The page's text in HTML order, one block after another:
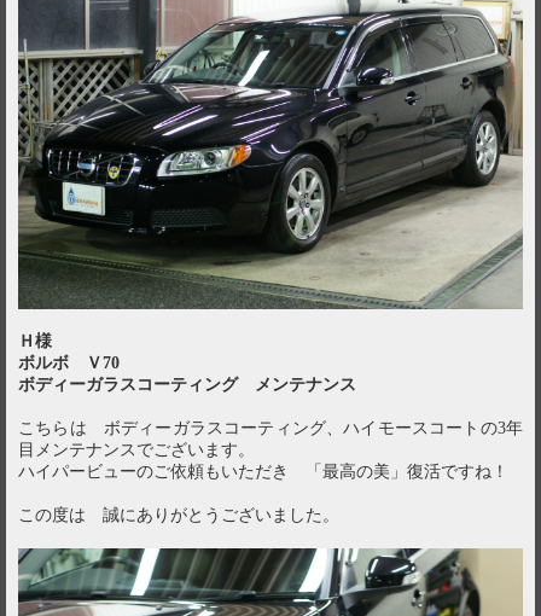
Ｈ様
ボルボ Ｖ70
ボディーガラスコーティング メンテナンス
こちらは ボディーガラスコーティング、ハイモースコートの3年
目メンテナンスでございます。
ハイパービューのご依頼もいただき 「最高の美」復活ですね！
この度は 誠にありがとうございました。